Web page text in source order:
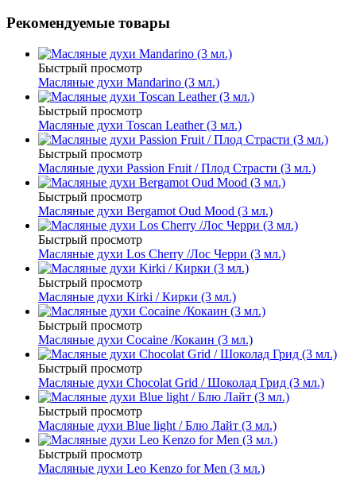
Рекомендуемые товары
Быстрый просмотр
Масляные духи Mandarino (3 мл.)
Быстрый просмотр
Масляные духи Toscan Leather (3 мл.)
Быстрый просмотр
Масляные духи Passion Fruit / Плод Страсти (3 мл.)
Быстрый просмотр
Масляные духи Bergamot Oud Mood (3 мл.)
Быстрый просмотр
Масляные духи Los Cherry /Лос Черри (3 мл.)
Быстрый просмотр
Масляные духи Kirki / Кирки (3 мл.)
Быстрый просмотр
Масляные духи Cocaine /Кокаин (3 мл.)
Быстрый просмотр
Масляные духи Chocolat Grid / Шоколад Грид (3 мл.)
Быстрый просмотр
Масляные духи Blue light / Блю Лайт (3 мл.)
Быстрый просмотр
Масляные духи Leo Kenzo for Men (3 мл.)